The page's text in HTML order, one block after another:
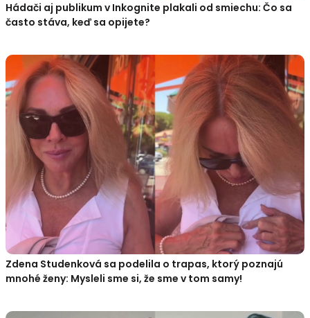
Hádači aj publikum v Inkognite plakali od smiechu: Čo sa
často stáva, keď sa opijete?
Zdena Studenková sa podelila o trapas, ktorý poznajú
mnohé ženy: Mysleli sme si, že sme v tom samy!